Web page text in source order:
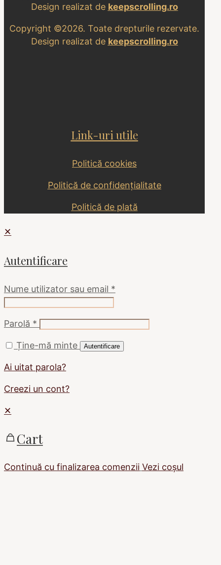
Design realizat de keepscrolling.ro
Copyright ©2026. Toate drepturile rezervate.
Design realizat de keepscrolling.ro
Link-uri utile
Politică cookies
Politică de confidențialitate
Politică de plată
✕
Autentificare
Nume utilizator sau email *
Parolă *
Ține-mă minte Autentificare
Ai uitat parola?
Creezi un cont?
✕
Cart
Continuă cu finalizarea comenzii Vezi coșul